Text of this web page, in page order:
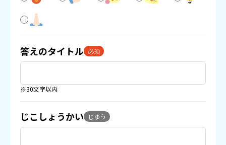
答えのタイトル 必須
※30文字以内
じこしょうかい じゆう